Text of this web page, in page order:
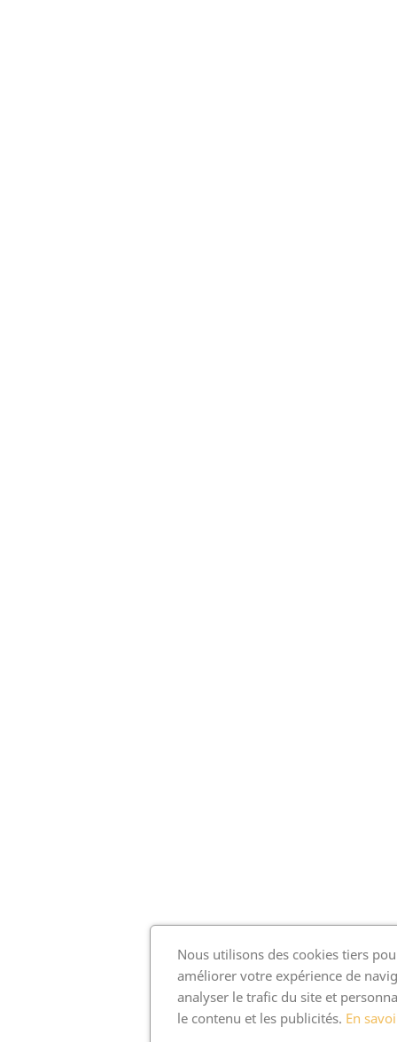
Nous utilisons des cookies tiers
améliorer votre expérience de
analyser le trafic du site et
le contenu et les publicités. En